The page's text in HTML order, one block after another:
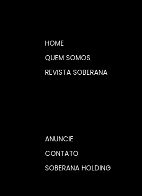
HOME
QUEM SOMOS
REVISTA SOBERANA
ANUNCIE
CONTATO
SOBERANA HOLDING